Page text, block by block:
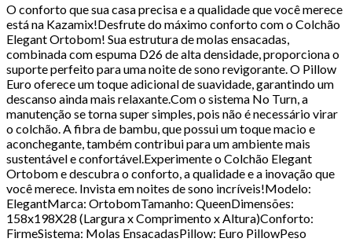
O conforto que sua casa precisa e a qualidade que você merece
está na Kazamix!Desfrute do máximo conforto com o Colchão
Elegant Ortobom! Sua estrutura de molas ensacadas,
combinada com espuma D26 de alta densidade, proporciona o
suporte perfeito para uma noite de sono revigorante. O Pillow
Euro oferece um toque adicional de suavidade, garantindo um
descanso ainda mais relaxante.Com o sistema No Turn, a
manutenção se torna super simples, pois não é necessário virar
o colchão. A fibra de bambu, que possui um toque macio e
aconchegante, também contribui para um ambiente mais
sustentável e confortável.Experimente o Colchão Elegant
Ortobom e descubra o conforto, a qualidade e a inovação que
você merece. Invista em noites de sono incríveis!Modelo:
ElegantMarca: OrtobomTamanho: QueenDimensões:
158x198X28 (Largura x Comprimento x Altura)Conforto:
FirmeSistema: Molas EnsacadasPillow: Euro PillowPeso